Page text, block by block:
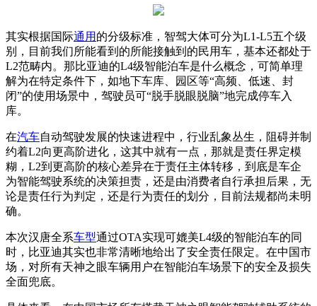
其实根据国际通用 的分级标准，智驾大体可分为L1-L5五个级
别，目前我们所能看到的所能接触到的民用车，基本还都处于
L2范畴内。那比亚迪的L4级智能泊车是什么概念，可简单理
解为在特定条件下，如地下车库、园区等“高频、低速、封
闭”的使用场景中，驾驶员可“脱手脱眼脱脑”地完成停车入
库。
在汽车自动驾驶发展的快速进程中，行业乱象丛生，阻碍并制
约着L2向更高阶进化，这其中就有一点，那就是责任界定模
糊，L2到更高阶的核心差异在于责任主体转移，到底是车企
为智能驾驶系统的决策担责，还是由消费者自行承担后果，无
论是责任行为判定，还是行为责任的划分，目前法规都尚未明
确。
本次汉唐全系车型通过OTA实现可媲美L4级的智能泊车的同
时，比亚迪其实也非常清晰地给出了安全责任限定。在中国市
场，对所有天神之眼车辆用户在智能泊车场景下的安全及损失
全面兜底。